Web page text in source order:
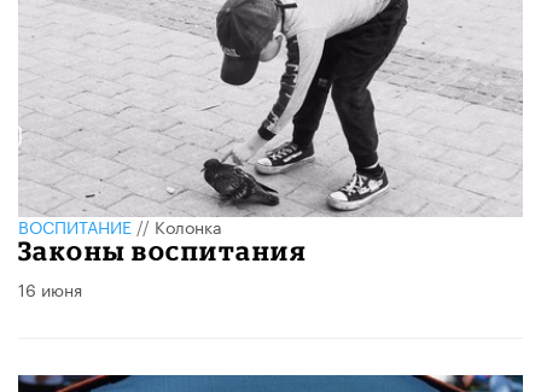
ВОСПИТАНИЕ//Колонка
Законы воспитания
16 июня